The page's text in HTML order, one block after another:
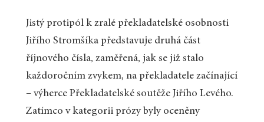
Jistý protipól k zralé překladatelské osobnosti
Jiřího Stromšíka představuje druhá část
říjnového čísla, zaměřená, jak se již stalo
každoročním zvykem, na překladatele začínající
– výherce Překladatelské soutěže Jiřího Levého.
Zatímco v kategorii prózy byly oceněny